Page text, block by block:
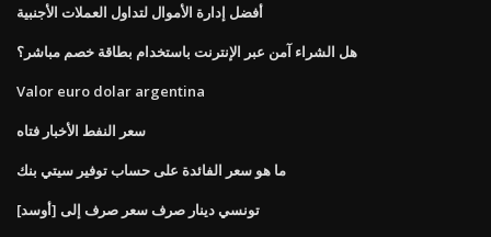
أفضل إدارة الأموال لتداول العملات الأجنبية
هل الشراء آمن عبر الإنترنت باستخدام بطاقة خصم مباشر؟
Valor euro dolar argentina
سعر النفط الأخبار فتاه
ما هو سعر الفائدة على حساب توفير سيتي بنك
تونسي دينار صرف سعر صرف إلى [أوسد]